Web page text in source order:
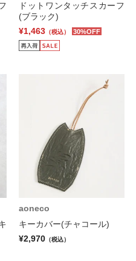
ドットワンタッチスカーフ
(ブラック)
¥1,463 （税込） 30%OFF
aoneco
キーカバー(チャコール)
¥2,970 （税込）